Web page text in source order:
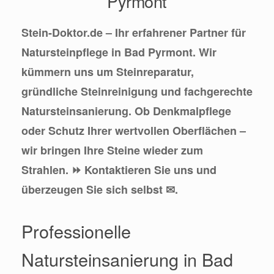
Stein-Doktor.de – Ihr erfahrener Partner für
Natursteinpflege in Bad Pyrmont. Wir
kümmern uns um Steinreparatur,
gründliche Steinreinigung und fachgerechte
Natursteinsanierung. Ob Denkmalpflege
oder Schutz Ihrer wertvollen Oberflächen –
wir bringen Ihre Steine wieder zum
Strahlen. ⏩ Kontaktieren Sie uns und
überzeugen Sie sich selbst ✉.
Professionelle
Natursteinsanierung in Bad